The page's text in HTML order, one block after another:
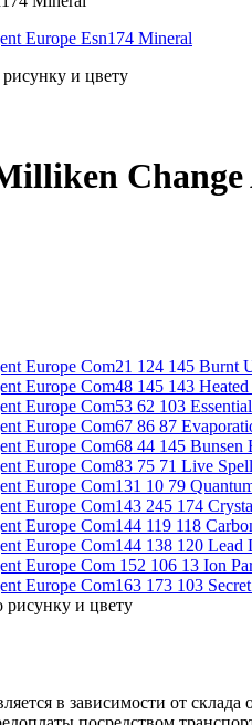
и цвету
рисунку и цвету
в зависимости от